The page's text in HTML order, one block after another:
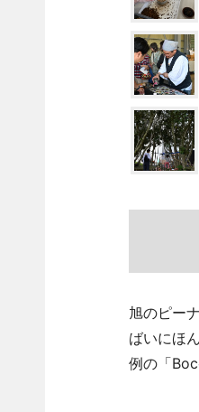
旭のピー
ばいにほ
例の「